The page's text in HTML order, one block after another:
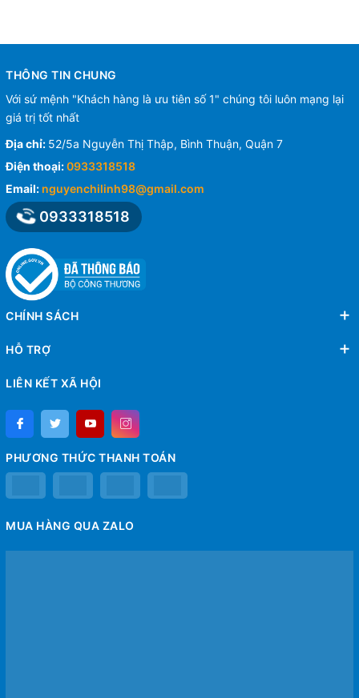
THÔNG TIN CHUNG
Với sứ mệnh "Khách hàng là ưu tiên số 1" chúng tôi luôn mạng lại
giá trị tốt nhất
Địa chỉ: 52/5a Nguyễn Thị Thập, Bình Thuận, Quận 7
Điện thoại:0933318518
Email: nguyenchilinh98@gmail.com
0933318518
CHÍNH SÁCH
HỖ TRỢ
LIÊN KẾT XÃ HỘI
PHƯƠNG THỨC THANH TOÁN
MUA HÀNG QUA ZALO